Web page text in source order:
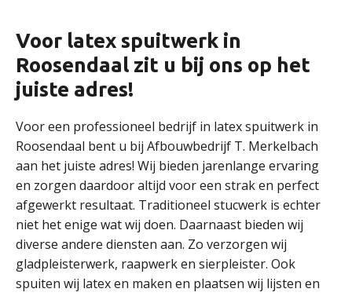
Voor latex spuitwerk in
Roosendaal zit u bij ons op het
juiste adres!
Voor een professioneel bedrijf in latex spuitwerk in
Roosendaal bent u bij Afbouwbedrijf T. Merkelbach
aan het juiste adres! Wij bieden jarenlange ervaring
en zorgen daardoor altijd voor een strak en perfect
afgewerkt resultaat. Traditioneel stucwerk is echter
niet het enige wat wij doen. Daarnaast bieden wij
diverse andere diensten aan. Zo verzorgen wij
gladpleisterwerk, raapwerk en sierpleister. Ook
spuiten wij latex en maken en plaatsen wij lijsten en